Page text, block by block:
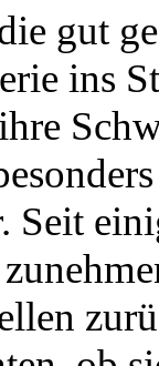
gut
ins
Seit